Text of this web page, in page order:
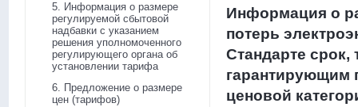
5. Информация о размере
регулируемой сбытовой
надбавки с указанием
решения уполномоченного
регулирующего органа об
установлении тарифа
6. Предложение о размере
цен (тарифов)
Информация о
потерь
Стандарте срок,
гарантирующим
ценовой